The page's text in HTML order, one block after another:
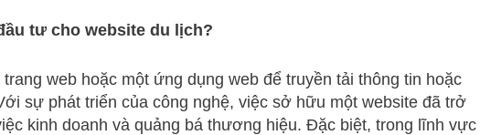
tư cho website du lịch?
web hoặc một ứng dụng web để truyền tải thông tin hoặc
sự phát triển của công nghệ, việc sở hữu một website đã trở
kinh doanh và quảng bá thương hiệu. Đặc biệt, trong lĩnh vực